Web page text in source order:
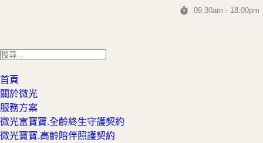
09:30am - 18:00pm
首頁
關於微光
服務方案
微光富寶寶.全齡終生守護契約
微光寶寶.高齡陪伴照護契約